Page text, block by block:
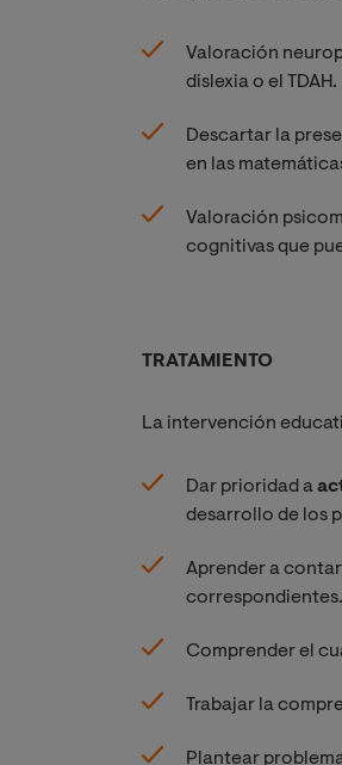
Valoración
dislexia o el TDAH.
Descartar la
en las
Valoración
cognitivas que
TRATAMIENTO
La intervención
Dar prioridad a
desarrollo de los
Aprender a
correspondientes.
Comprender el
Trabajar la
Plantear